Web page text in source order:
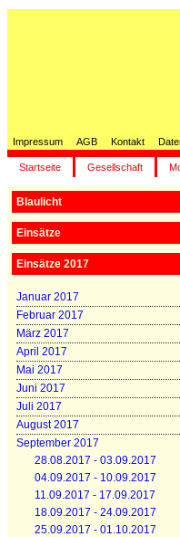
Impressum AGB Kontakt
Startseite Gesellschaft
Blaulicht
Einsätze
Einsätze 2017
Januar 2017
Februar 2017
März 2017
April 2017
Mai 2017
Juni 2017
Juli 2017
August 2017
September 2017
28.08.2017 - 03.09.2017
04.09.2017 - 10.09.2017
11.09.2017 - 17.09.2017
18.09.2017 - 24.09.2017
25.09.2017 - 01.10.2017